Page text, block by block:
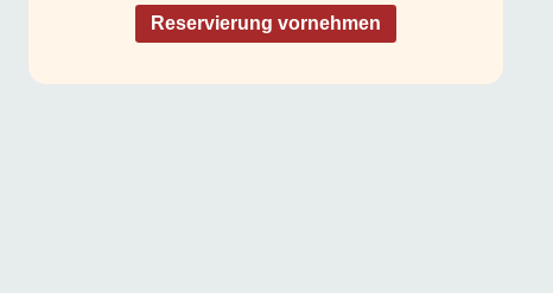
Reservierung vornehmen